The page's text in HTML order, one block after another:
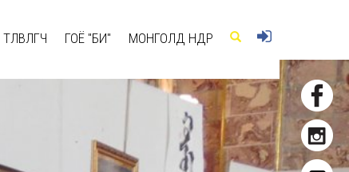
ТӨЛӨВЛӨГЧ ГОЁ "БИ" МОНГОЛД ӨНӨӨДӨР